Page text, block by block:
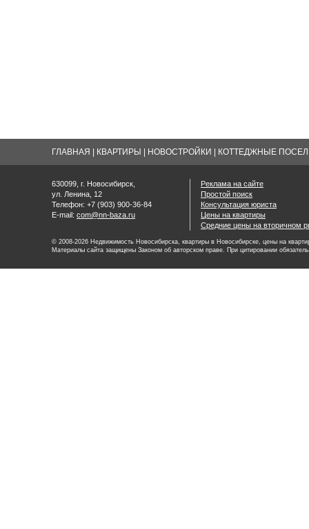
ГЛАВНАЯ КВАРТИРЫ НОВОСТРОЙКИ КОТТЕДЖНЫЕ
630099, г. Новосибирск,
ул. Ленина, 12
Телефон: +7 (903) 900-36-84
E-mail: com@nn-baza.ru
Реклама на сайте
Простой поиск
Консультация юриста
Цены на квартиры
Средние цены на вторичном
© 2008-2026 Недвижимость Новосибирска, квартиры в Новосибирске, цены на
Материалы сайта защищены Законом об авторском праве. При цитировании